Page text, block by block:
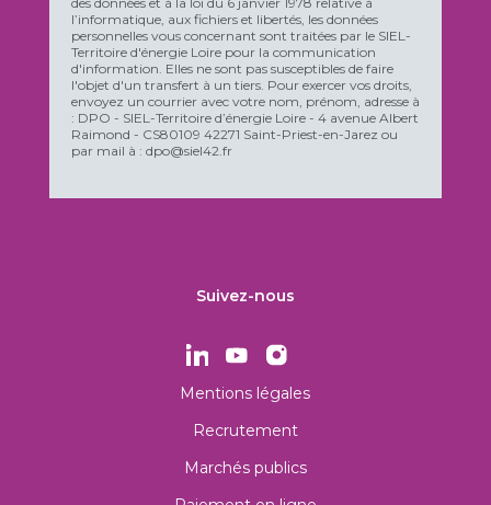
l’informatique, aux fichiers et libertés, les données
personnelles vous concernant sont traitées par le SIEL-
Territoire d'énergie Loire pour la communication
d'information. Elles ne sont pas susceptibles de faire
l'objet d'un transfert à un tiers. Pour exercer vos droits,
envoyez un courrier avec votre nom, prénom, adresse à
: DPO - SIEL-Territoire d’énergie Loire - 4 avenue Albert
Raimond - CS80109 42271 Saint-Priest-en-Jarez ou
par mail à : dpo@siel42.fr
Suivez-nous
Mentions légales
Recrutement
Marchés publics